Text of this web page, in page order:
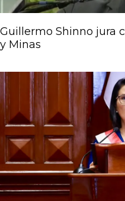
Guillermo Shinno jura
y Minas